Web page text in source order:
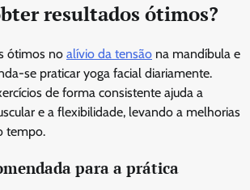
resultados ótimos?
ótimos no alívio da tensão na mandíbula e
se praticar yoga facial diariamente.
de forma consistente ajuda a
e a flexibilidade, levando a melhorias
tempo.
para a prática